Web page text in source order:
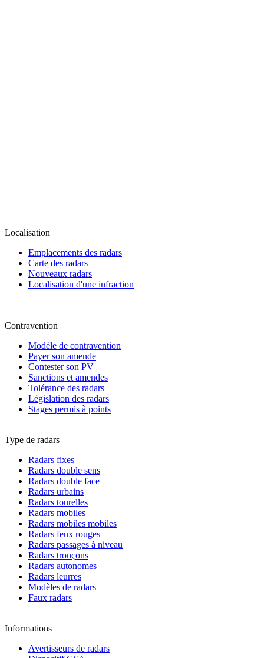
Localisation
Emplacements des radars
Carte des radars
Nouveaux radars
Localisation d'une infraction
Contravention
Modèle de contravention
Payer son amende
Contester son PV
Sanctions et amendes
Tolérance des radars
Législation des radars
Stages permis à points
Type de radars
Radars fixes
Radars double sens
Radars double face
Radars urbains
Radars tourelles
Radars mobiles
Radars mobiles mobiles
Radars feux rouges
Radars passages à niveau
Radars tronçons
Radars autonomes
Radars leurres
Modèles de radars
Faux radars
Informations
Avertisseurs de radars